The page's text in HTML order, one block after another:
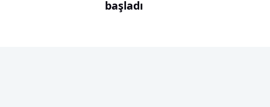
başladı